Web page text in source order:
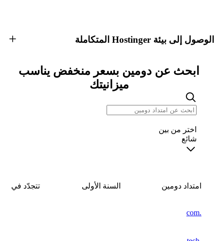
الوصول إلى بيئة Hostinger المتكاملة
ابحث عن دومين بسعر منخفض يناسب
ميزانيتك
اختر من بين
شائع
امتداد دومين السنة الأولى تتجدّد في
.com